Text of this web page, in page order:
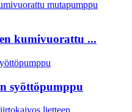
kumivuorattu ...
syöttöpumppu